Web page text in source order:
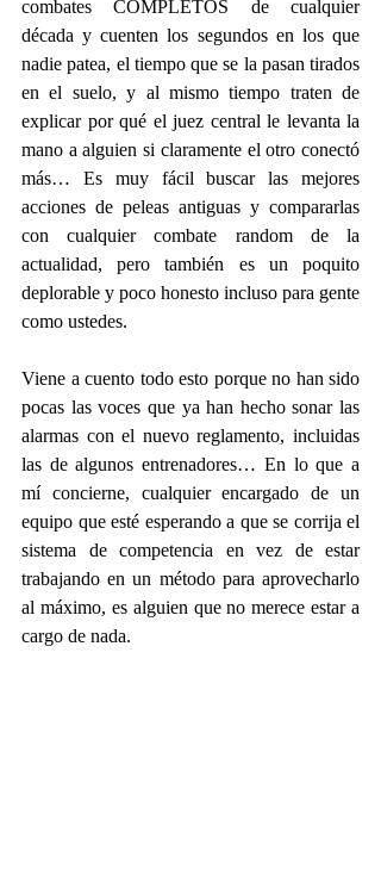
combates COMPLETOS de cualquier
década y cuenten los segundos en los que
nadie patea, el tiempo que se la pasan tirados
en el suelo, y al mismo tiempo traten de
explicar por qué el juez central le levanta la
mano a alguien si claramente el otro conectó
más… Es muy fácil buscar las mejores
acciones de peleas antiguas y compararlas
con cualquier combate random de la
actualidad, pero también es un poquito
deplorable y poco honesto incluso para gente
como ustedes.
Viene a cuento todo esto porque no han sido
pocas las voces que ya han hecho sonar las
alarmas con el nuevo reglamento, incluidas
las de algunos entrenadores… En lo que a
mí concierne, cualquier encargado de un
equipo que esté esperando a que se corrija el
sistema de competencia en vez de estar
trabajando en un método para aprovecharlo
al máximo, es alguien que no merece estar a
cargo de nada.